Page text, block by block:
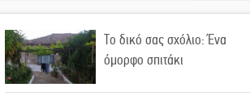
(ΣΥΝΕΧΗΣ ΑΝΑΝΕΩΣΗ)
Ποδοσφαιρικό αντάμωμα για
τους Κοκκινοραχίτες
Το δικό σας σχόλιο: Ένα
όμορφο σπιτάκι